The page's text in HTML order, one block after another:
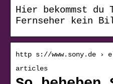
Hier bekommst du
Fernseher kein
http s://www.sony.de ›
articles